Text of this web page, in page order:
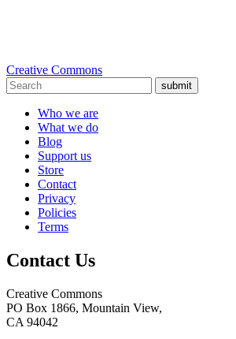
Creative Commons
submit
Who we are
What we do
Blog
Support us
Store
Contact
Privacy
Policies
Terms
Contact Us
Creative Commons
PO Box 1866, Mountain View,
CA 94042